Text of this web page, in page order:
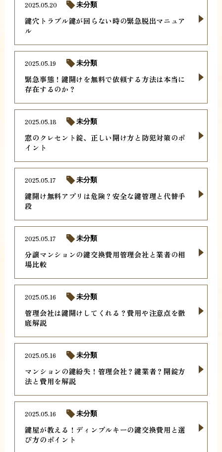
鍵穴トラブル鍵が回らない時の緊急脱出マニュア
ル
2025.05.20 未分類
緊急事態！鍵開けを無料で依頼する方法は本当に
存在するのか？
2025.05.19 未分類
窓のクレセント錠、正しい開け方と防犯対策のポ
イント
2025.05.18 未分類
鍵開け無料アプリは危険？安全な鍵管理と代替手
段
2025.05.17 未分類
分譲マンションの鍵交換費用管理会社と業者の相
場比較
2025.05.17 未分類
管理会社は鍵開けしてくれる？費用や注意点を徹
底解説
2025.05.16 未分類
マンションの鍵紛失！管理会社？鍵業者？開錠方
法と費用を解説
2025.05.16 未分類
鍵屋が教える！ディンプルキーの鍵交換費用と選
び方のポイント
2025.05.16 未分類